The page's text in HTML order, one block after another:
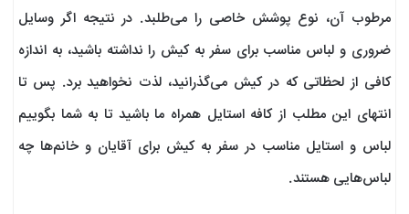
مرطوب آن، نوع پوشش خاصی را می‌طلبد. در نتیجه اگر وسایل
ضروری و لباس مناسب برای سفر به کیش را نداشته باشید، به اندازه
کافی از لحظاتی که در کیش می‌گذرانید، لذت نخواهید برد. پس تا
انتهای این مطلب از کافه استایل همراه ما باشید تا به شما بگوییم
لباس و استایل مناسب در سفر به کیش برای آقایان و خانم‌ها چه
لباس‌هایی هستند.